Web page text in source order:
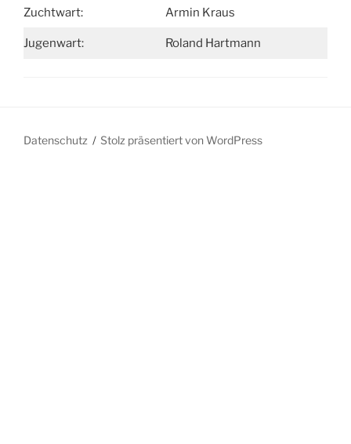
Zuchtwart: Armin Kraus
Jugenwart: Roland Hartmann
Datenschutz Stolz präsentiert von WordPress